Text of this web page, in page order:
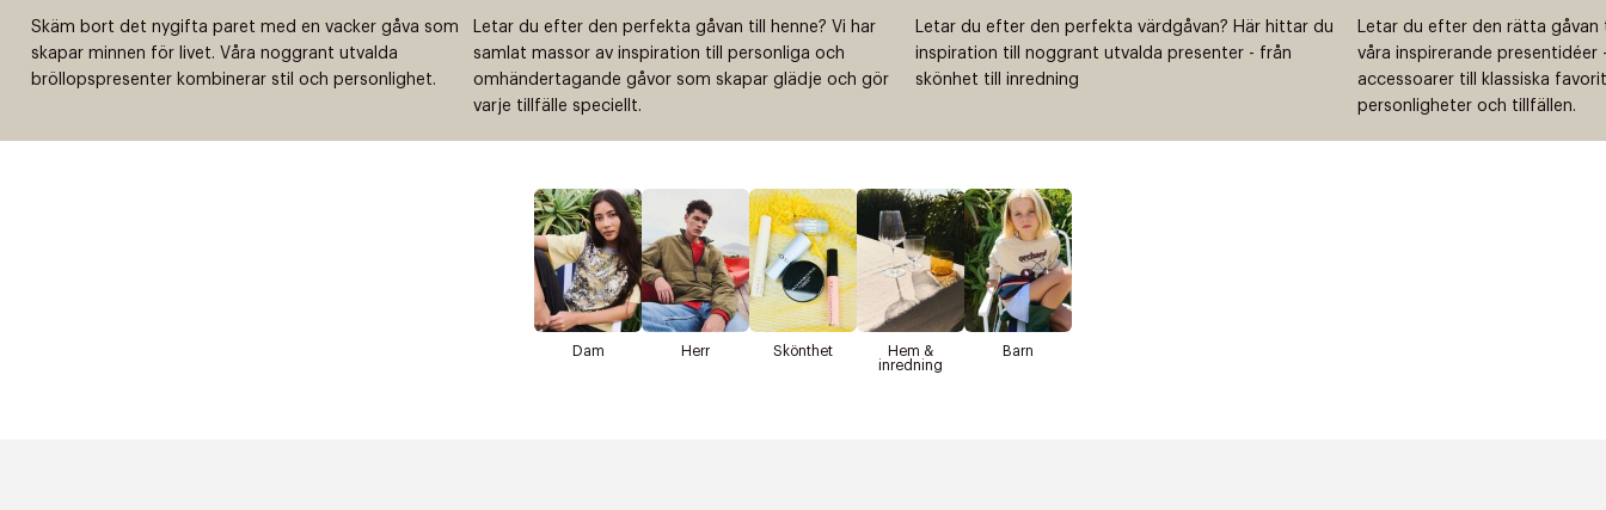
Skäm bort det nygifta paret med en vacker gåva som
skapar minnen för livet. Våra noggrant utvalda
bröllopspresenter kombinerar stil och personlighet.
Letar du efter den perfekta gåvan till henne? Vi har
samlat massor av inspiration till personliga och
omhändertagande gåvor som skapar glädje och gör
varje tillfälle speciellt.
Letar du efter den perfekta värdgåvan? Här hittar du
inspiration till noggrant utvalda presenter - från
skönhet till inredning
Letar du efter den rätta gåvan
våra inspirerande presentidéer
accessoarer till klassiska
personligheter och tillfällen.
Dam Herr Skönthet
Hem &
inredning
Barn